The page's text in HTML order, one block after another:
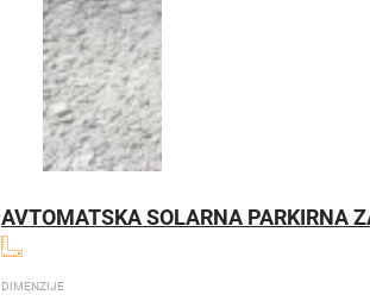
AVTOMATSKA SOLARNA PARKIRNA
DIMENZIJE